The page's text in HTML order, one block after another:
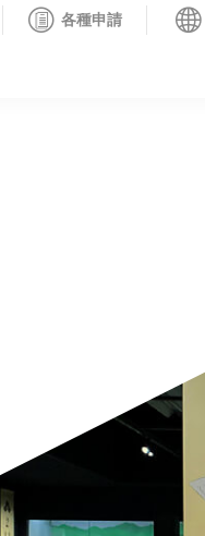
各種申請